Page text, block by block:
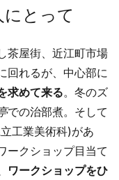
とって
茶屋街、近江町市場
回れるが、中心部に
求めて来る。冬のズ
での治部煮。そして
工業美術科)があ
ークショップ目当て
ワークショップをひ